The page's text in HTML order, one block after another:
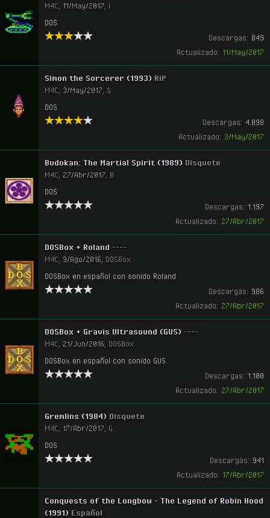
M4C 11/May/2017 I
DOS
Descargas: 849
Actualizado: 11/May/2017
Simon the Sorcerer (1993) RiP
M4C 3/May/2017 S
DOS
Descargas: 4.098
Actualizado: 3/May/2017
Budokan: The Martial Spirit (1989) Disquete
M4C 27/Abr/2017 B
DOS
Descargas: 1.197
Actualizado: 27/Abr/2017
DOSBox + Roland ----
M4C 9/Ago/2016 DOSBox
DOSBox en español con sonido Roland
Descargas: 986
Actualizado: 27/Abr/2017
DOSBox + Gravis Ultrasound (GUS) ----
M4C 21/Jun/2016 DOSBox
DOSBox en español con sonido GUS
Descargas: 1.100
Actualizado: 27/Abr/2017
Gremlins (1984) Disquete
M4C 17/Abr/2017 G
DOS
Descargas: 941
Actualizado: 17/Abr/2017
Conquests of the Longbow - The Legend of Robin Hood
(1991) Español